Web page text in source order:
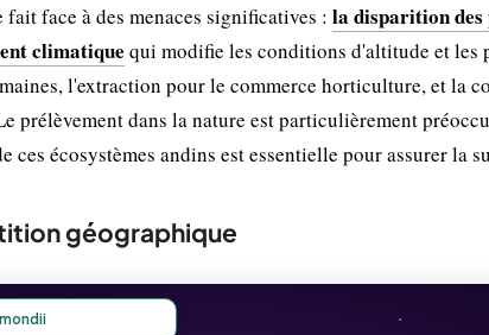
fait face à des menaces significatives : la disparition des
climatique qui modifie les conditions d'altitude et
l'extraction pour le commerce horticulture, et la
prélèvement dans la nature est particulièrement
ces écosystèmes andins est essentielle pour assurer la
géographique